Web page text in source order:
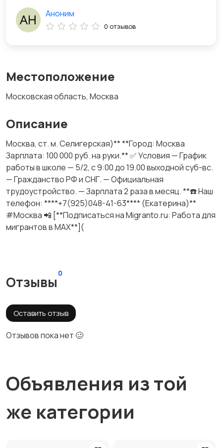
Местоположение
Московская область, Москва
Описание
Москва, ст. м. Селигерская)** **Город: Москва
Зарплата: 100 000 руб. на руки.** ✅ Условия — График
работы в школе — 5/2, с 9:00 до 19.00 выходной суб-вс.
— Гражданство РФ и СНГ. — Официальная
трудоустройство. — Зарплата 2 раза в месяц. **☎️ Наш
телефон: ****+7(925)048-41-63**** (Екатерина)**
#Москва 📲 [**Подписаться на Migranto.ru: Работа для
мигрантов в MAX**](
Отзывы
0
Оставить отзыв
Отзывов пока нет 🥴
Аноним
0 отзывов
Объявления из той
же категории